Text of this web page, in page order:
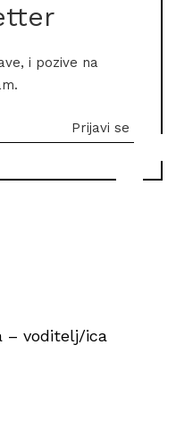
i pozive na
– voditelj/ica